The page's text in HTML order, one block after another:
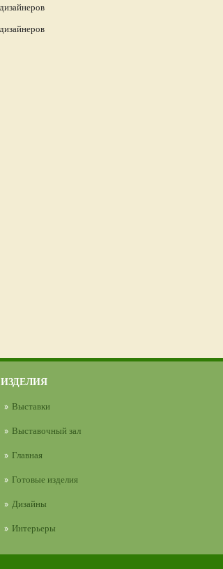
ИЗДЕЛИЯ
Выставки
Выставочный зал
Главная
Готовые изделия
Дизайны
Интерьеры